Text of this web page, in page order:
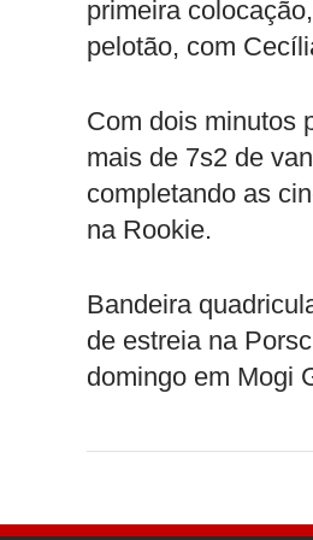
primeira
pelotão, com
Com dois minutos
mais de 7s2 de
completando as
na Rookie.
Bandeira
de estreia na
domingo em Mogi